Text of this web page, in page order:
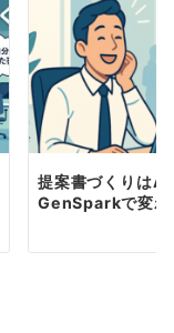
提案書づくりは
GenSparkで変わ